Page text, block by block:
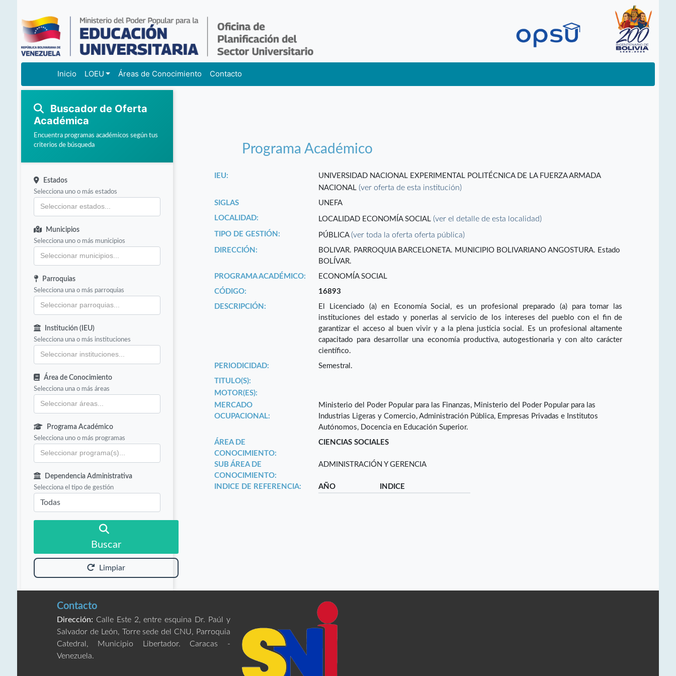
Inicio LOEU Áreas de Conocimiento Contacto
Buscador de Oferta
Académica
Encuentra programas académicos según tus
criterios de búsqueda
Estados
Selecciona uno o más estados
Municipios
Selecciona uno o más municipios
Parroquias
Selecciona una o más parroquias
Institución (IEU)
Selecciona una o más instituciones
Área de Conocimiento
Selecciona una o más áreas
Programa Académico
Selecciona uno o más programas
Dependencia Administrativa
Selecciona el tipo de gestión
Buscar
Limpiar
Programa Académico
IEU:
UNIVERSIDAD NACIONAL EXPERIMENTAL POLITÉCNICA DE LA FUERZA ARMADA
NACIONAL(ver oferta de esta institución)
SIGLAS
UNEFA
LOCALIDAD:
LOCALIDAD ECONOMÍA SOCIAL(ver el detalle de esta localidad)
TIPO DE GESTIÓN: PÚBLICA(ver toda la oferta oferta pública)
DIRECCIÓN:
BOLIVAR. PARROQUIA BARCELONETA. MUNICIPIO BOLIVARIANO ANGOSTURA. Estado
BOLÍVAR.
PROGRAMA ACADÉMICO:
ECONOMÍA SOCIAL
CÓDIGO:
16893
DESCRIPCIÓN:
El Licenciado (a) en Economía Social, es un profesional preparado (a) para tomar las
instituciones del estado y ponerlas al servicio de los intereses del pueblo con el fin de
garantizar el acceso al buen vivir y a la plena justicia social. Es un profesional altamente
capacitado para desarrollar una economía productiva, autogestionaria y con alto carácter
científico.
PERIODICIDAD:
Semestral.
TITULO(S):
MOTOR(ES):
MERCADO
OCUPACIONAL:
Ministerio del Poder Popular para las Finanzas, Ministerio del Poder Popular para las
Industrias Ligeras y Comercio, Administración Pública, Empresas Privadas e Institutos
Autónomos, Docencia en Educación Superior.
ÁREA DE
CONOCIMIENTO:
CIENCIAS SOCIALES
SUB ÁREA DE
CONOCIMIENTO:
ADMINISTRACIÓN Y GERENCIA
INDICE DE REFERENCIA: AÑO INDICE
Contacto
Dirección: Calle Este 2, entre esquina Dr. Paúl y
Salvador de León, Torre sede del CNU, Parroquia
Catedral, Municipio Libertador. Caracas -
Venezuela.